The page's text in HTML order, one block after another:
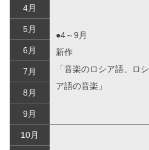
4月
●4～9月
新作
「音楽のロシア語、ロシ
ア語の音楽」
5月
6月
7月
8月
9月
10月